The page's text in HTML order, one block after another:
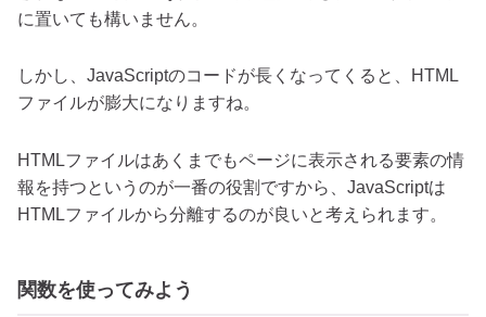
に置いても構いません。
しかし、JavaScriptのコードが長くなってくると、HTML
ファイルが膨大になりますね。
HTMLファイルはあくまでもページに表示される要素の情
報を持つというのが一番の役割ですから、JavaScriptは
HTMLファイルから分離するのが良いと考えられます。
関数を使ってみよう